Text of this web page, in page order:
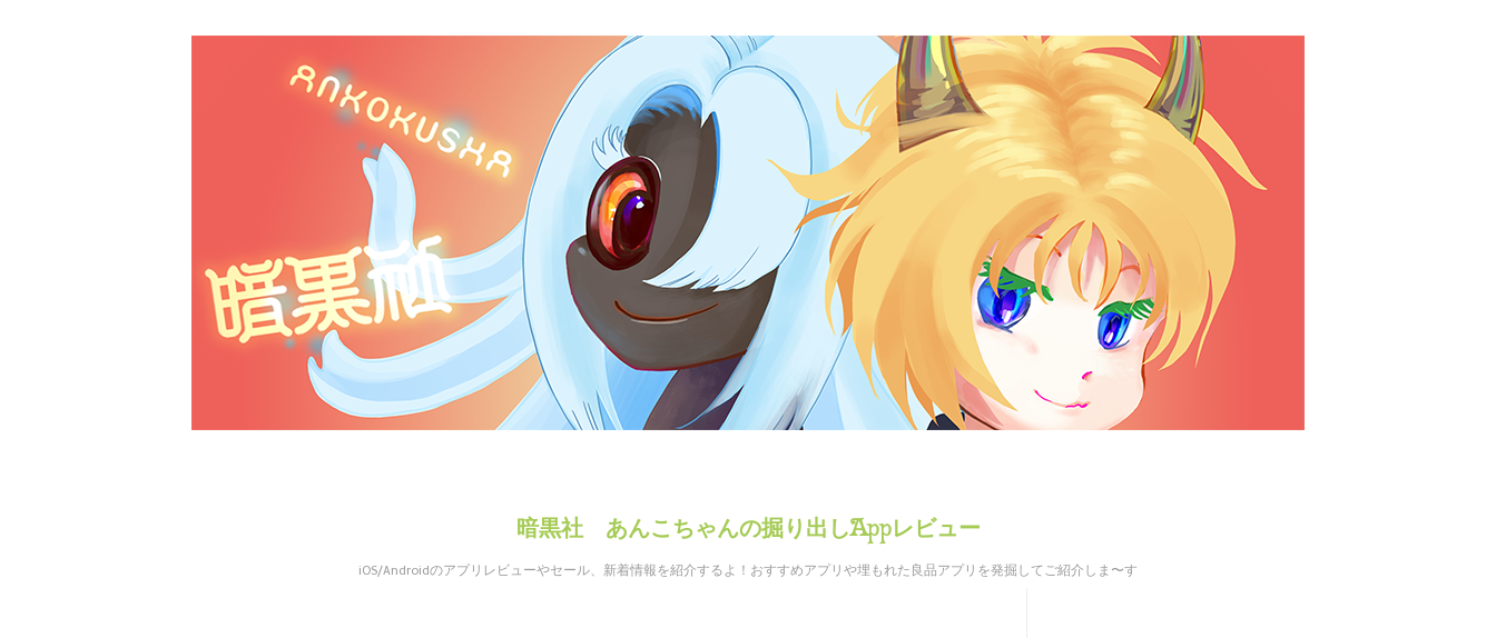
暗黒社 あんこちゃんの掘り出しAppレビュー
iOS/Androidのアプリレビューやセール、新着情報を紹介するよ！おすすめアプリや埋もれた良品アプリを発掘してご紹介しま〜す